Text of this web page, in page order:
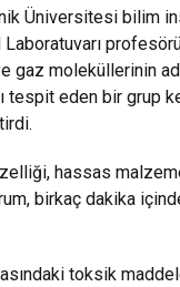
Üniversitesi bilim
gaz moleküllerinin
tespit eden bir
hassas
birkaç dakika
toksik